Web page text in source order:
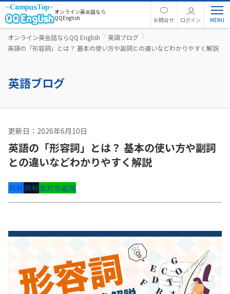
オンライン英会話なら
QQEnglish
お問合せ ログイン
オンライン英会話ならQQ English
英語ブログ
英語の「形容詞」とは？ 基本の使い方や副詞との違いなどわかりやすく解説
英語ブログ
更新日：2026年6月10日
英語の「形容詞」とは？ 基本の使い方や副詞
との違いなどわかりやすく解説
共有共有友だち追加